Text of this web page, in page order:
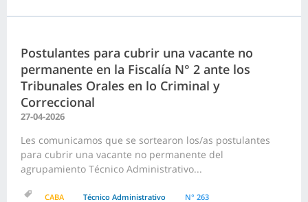
Postulantes para cubrir una vacante no
permanente en la Fiscalía N° 2 ante los
Tribunales Orales en lo Criminal y
Correccional
27-04-2026
Les comunicamos que se sortearon los/as postulantes
para cubrir una vacante no permanente del
agrupamiento Técnico Administrativo...
CABA Técnico Administrativo N° 263